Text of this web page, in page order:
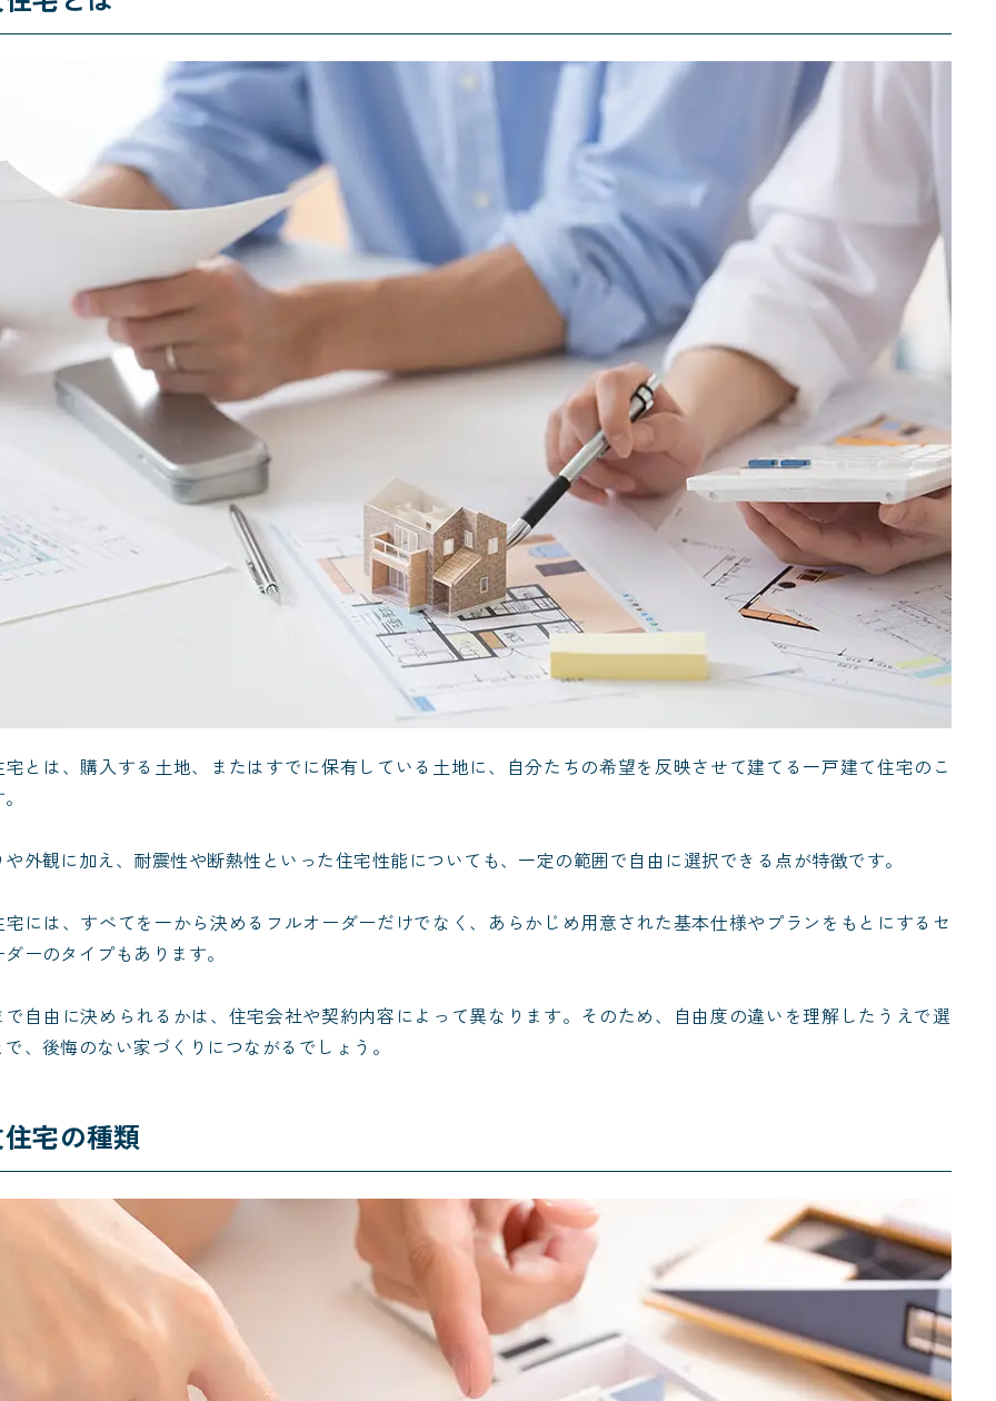
宅とは、購入する土地、またはすでに保有している土地に、自分たちの希望を反映させて建てる一戸建て住宅のこ
外観に加え、耐震性や断熱性といった住宅性能についても、一定の範囲で自由に選択できる点が特徴です。
宅には、すべてを一から決めるフルオーダーだけでなく、あらかじめ用意された基本仕様やプランをもとにするセ
ーのタイプもあります。
で自由に決められるかは、住宅会社や契約内容によって異なります。そのため、自由度の違いを理解したうえで選
、後悔のない家づくりにつながるでしょう。
宅の種類